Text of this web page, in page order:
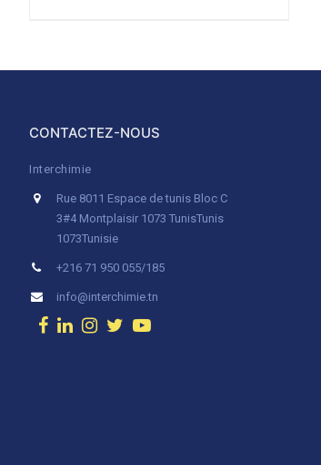
CONTACTEZ-NOUS
Interchimie
Rue 8011 Espace de tunis Bloc C
3#4 Montplaisir 1073 TunisTunis
1073Tunisie
+216 71 950 055/185
info@interchimie.tn